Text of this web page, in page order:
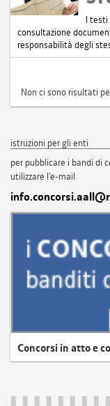
I testi
consultazione
responsabilità degli
Non ci sono risultati
istruzioni per gli enti
per pubblicare i bandi di
utilizzare l'e-mail
Concorsi in atto e